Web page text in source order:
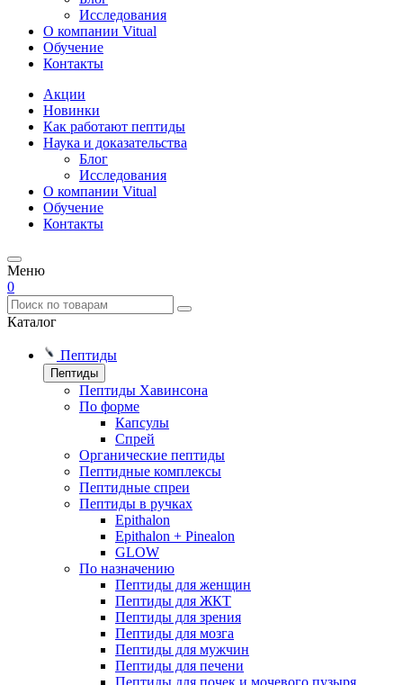
Исследования
О компании Vitual
Обучение
Контакты
Акции
Новинки
Как работают пептиды
Наука и доказательства
Блог
Исследования
О компании Vitual
Обучение
Контакты
Меню
0
Каталог
Пептиды
Пептиды
Пептиды Хавинсона
По форме
Капсулы
Спрей
Органические пептиды
Пептидные комплексы
Пептидные спреи
Пептиды в ручках
Epithalon
Epithalon + Pinealon
GLOW
По назначению
Пептиды для женщин
Пептиды для ЖКТ
Пептиды для зрения
Пептиды для мозга
Пептиды для мужчин
Пептиды для печени